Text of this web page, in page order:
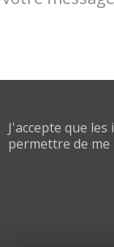
J'accepte que
permettre de